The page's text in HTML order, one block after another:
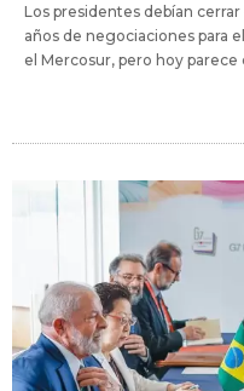
Los presidentes debían
años de negociaciones para
el Mercosur, pero hoy